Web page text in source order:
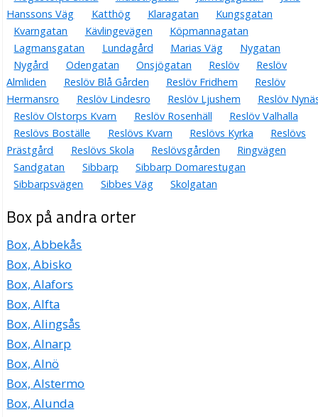
Hanssons Väg
Katthög Klaragatan
Kungsgatan
Kvarngatan
Kävlingevägen
Köpmannagatan
Lagmansgatan
Lundagård Marias Väg
Nygatan
Nygård
Odengatan Onsjögatan Reslöv
Reslöv
Almliden
Reslöv Blå Gården Reslöv Fridhem
Reslöv
Hermansro
Reslöv Lindesro Reslöv Ljushem
Reslöv
Reslöv Olstorps Kvarn
Reslöv Rosenhäll
Reslöv Valhalla
Reslövs Boställe
Reslövs Kvarn Reslövs Kyrka
Reslövs
Prästgård
Reslövs Skola Reslövsgården
Ringvägen
Sandgatan
Sibbarp
Sibbarp Domarestugan
Sibbarpsvägen
Sibbes Väg Skolgatan
Box på andra orter
Box, Abbekås
Box, Abisko
Box, Alafors
Box, Alfta
Box, Alingsås
Box, Alnarp
Box, Alnö
Box, Alstermo
Box, Alunda